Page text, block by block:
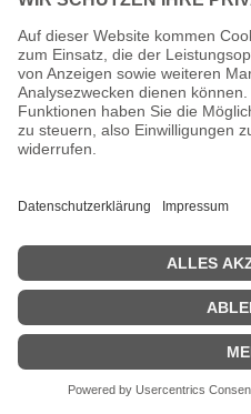
Socket Mobile
Professional - Barcode-
Socket Mobile DuraScan D762 -
Imager - decodiert - Bluetooth
Zeige Preise inklusiv MwSt.
29.284,89€ inkl.